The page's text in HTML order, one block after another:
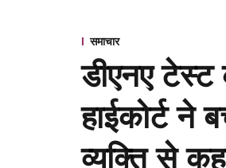
समाचार
डीएनए टेस्ट
हाईकोर्ट ने
व्यक्ति से